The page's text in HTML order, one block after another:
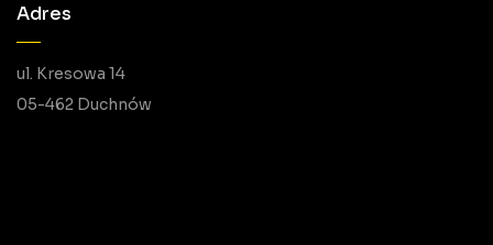
Adres
ul. Kresowa 14
05-462 Duchnów